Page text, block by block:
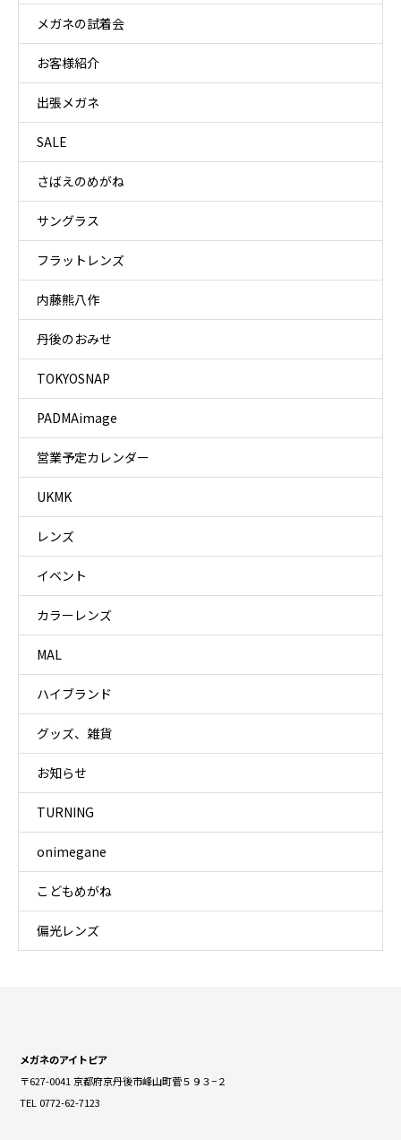
メガネの試着会
お客様紹介
出張メガネ
SALE
さばえのめがね
サングラス
フラットレンズ
内藤熊八作
丹後のおみせ
TOKYOSNAP
PADMAimage
営業予定カレンダー
UKMK
レンズ
イベント
カラーレンズ
MAL
ハイブランド
グッズ、雑貨
お知らせ
TURNING
onimegane
こどもめがね
偏光レンズ
メガネのアイトピア
〒627-0041 京都府京丹後市峰山町菅５９３−２
TEL 0772-62-7123